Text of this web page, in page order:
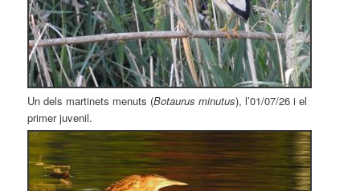
Un dels martinets menuts (Botaurus minutus), l’01/07/26 i el
primer juvenil.